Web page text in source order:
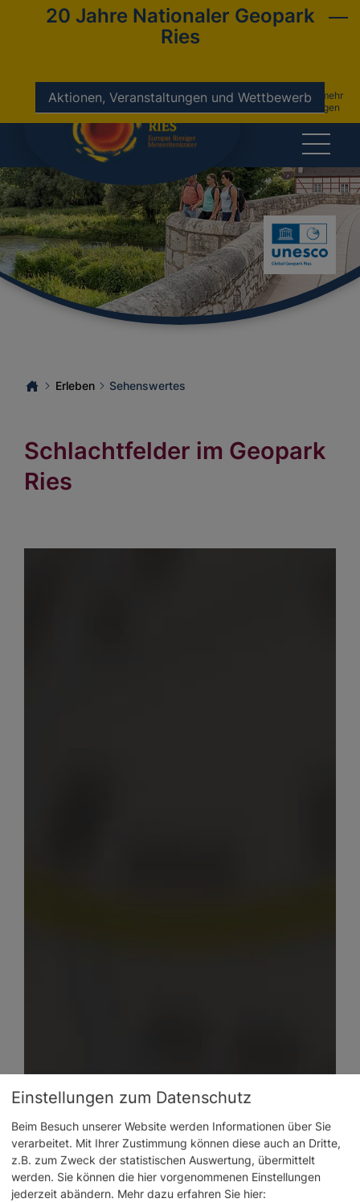
20 Jahre Nationaler Geopark
Ries
Aktionen, Veranstaltungen und Wettbewerbnicht mehr
anzeigen
Sehenswertes
Erleben
Schlachtfelder im Geopark
Ries
Einstellungen zum Datenschutz
Beim Besuch unserer Website werden Informationen über Sie
verarbeitet. Mit Ihrer Zustimmung können diese auch an Dritte,
z.B. zum Zweck der statistischen Auswertung, übermittelt
werden. Sie können die hier vorgenommenen Einstellungen
jederzeit abändern. Mehr dazu erfahren Sie hier: